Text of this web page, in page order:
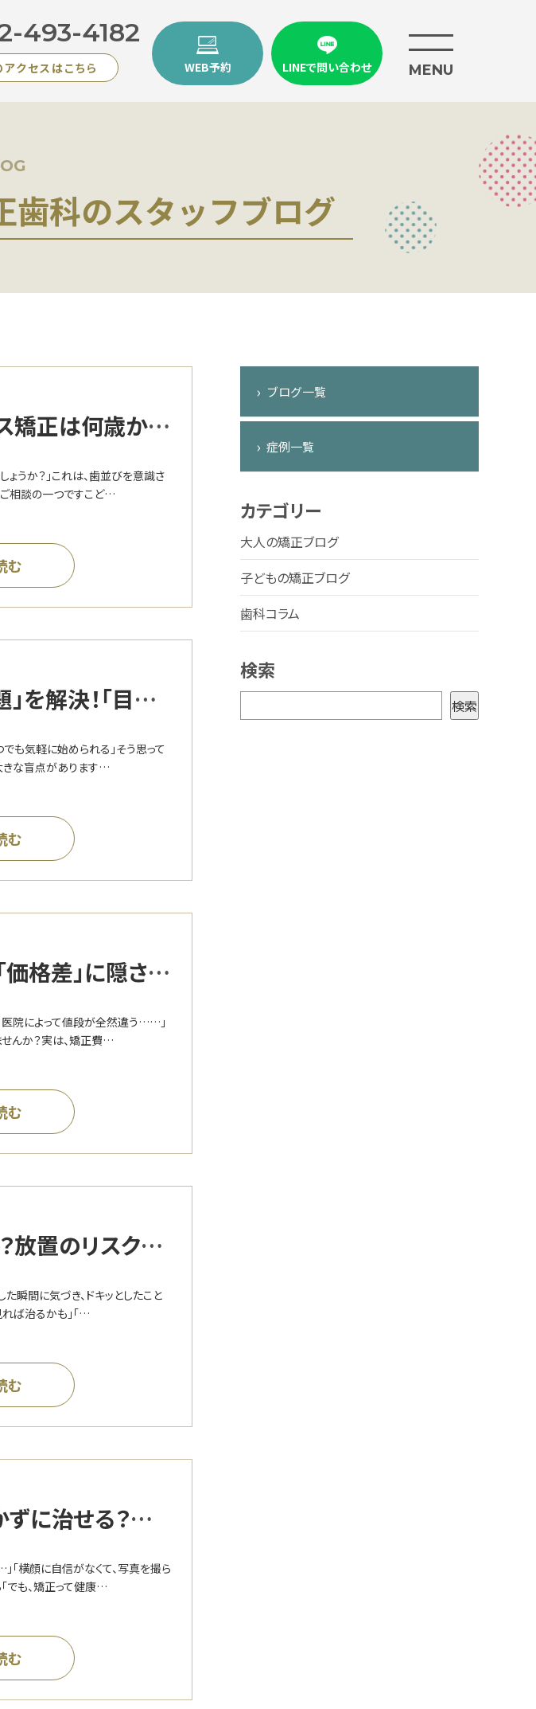
493-4182
クセスはこちら WEB予約 LINEで問い合わせ MENU
歯科のスタッフブログ
矯正は何歳か
うか？」これは、歯並びを意識さ
相談の一つですこど…
む
を解決！「目立
も気軽に始められる」そう思って
きな盲点があります…
む
格差」に隠され
医院によって値段が全然違う……」
せんか？実は、矯正費…
む
放置のリスクと
瞬間に気づき、ドキッとしたこと
ば治るかも」「…
む
ずに治せる？理
「横顔に自信がなくて、写真を撮ら
でも、矯正って健康…
む
ブログ一覧
症例一覧
カテゴリー
大人の矯正ブログ
子どもの矯正ブログ
歯科コラム
検索
索
検索